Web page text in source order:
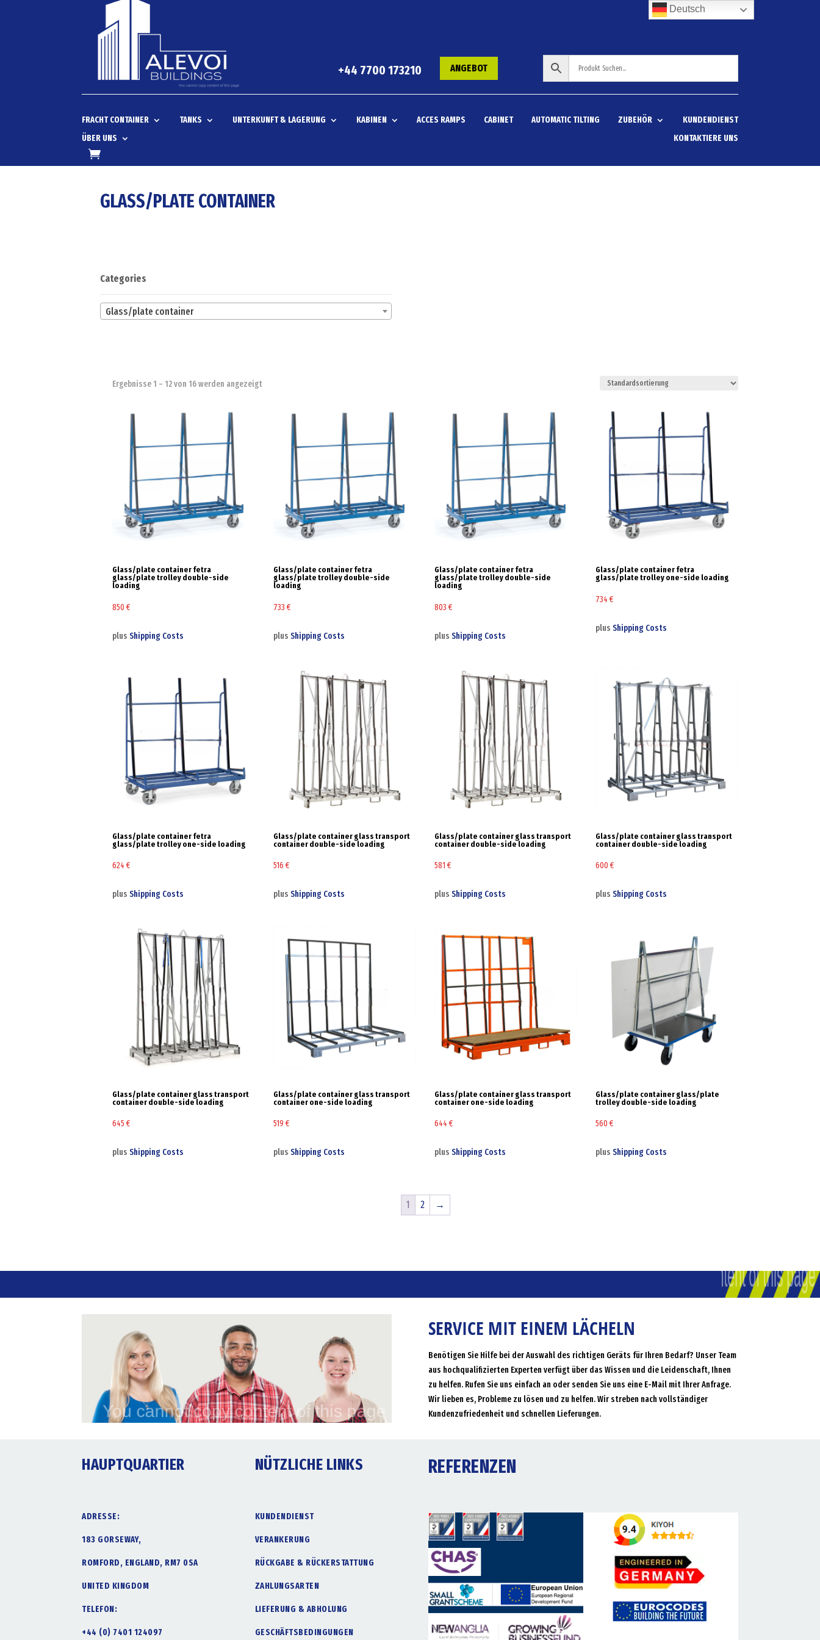
+44 7700 173210 ANGEBOT
FRACHT CONTAINER TANKS UNTERKUNFT & LAGERUNG KABINEN ACCES RAMPS CABINET AUTOMATIC TILTING ZUBEHÖR
KUNDENDIENST
ÜBER UNS
KONTAKTIERE UNS
GLASS/PLATE CONTAINER
Categories
Glass/plate container
Ergebnisse 1 – 12 von 16 werden angezeigt
Glass/plate container fetra
glass/plate trolley double-side
loading
850€
plusShipping Costs
Glass/plate container fetra
glass/plate trolley double-side
loading
733€
plusShipping Costs
Glass/plate container fetra
glass/plate trolley double-side
loading
803€
plusShipping Costs
Glass/plate container fetra
glass/plate trolley one-side loading
734€
plusShipping Costs
Glass/plate container fetra
glass/plate trolley one-side loading
624€
plusShipping Costs
Glass/plate container glass transport
container double-side loading
516€
plusShipping Costs
Glass/plate container glass transport
container double-side loading
581€
plusShipping Costs
Glass/plate container glass transport
container double-side loading
600€
plusShipping Costs
Glass/plate container glass transport
container double-side loading
645€
plusShipping Costs
Glass/plate container glass transport
container one-side loading
519€
plusShipping Costs
Glass/plate container glass transport
container one-side loading
644€
plusShipping Costs
Glass/plate container glass/plate
trolley double-side loading
560€
plusShipping Costs
1 2 →
SERVICE MIT EINEM LÄCHELN
Benötigen Sie Hilfe bei der Auswahl des richtigen Geräts für Ihren Bedarf? Unser Team
aus hochqualifizierten Experten verfügt über das Wissen und die Leidenschaft, Ihnen
zu helfen. Rufen Sie uns einfach an oder senden Sie uns eine E-Mail mit Ihrer Anfrage.
Wir lieben es, Probleme zu lösen und zu helfen. Wir streben nach vollständiger
Kundenzufriedenheit und schnellen Lieferungen.
HAUPTQUARTIER
ADRESSE:
183 GORSEWAY,
ROMFORD, ENGLAND, RM7 0SA
UNITED KINGDOM
TELEFON:
+44 (0) 7401 124097
NÜTZLICHE LINKS
KUNDENDIENST
VERANKERUNG
RÜCKGABE & RÜCKERSTATTUNG
ZAHLUNGSARTEN
LIEFERUNG & ABHOLUNG
GESCHÄFTSBEDINGUNGEN
REFERENZEN
Deutsch